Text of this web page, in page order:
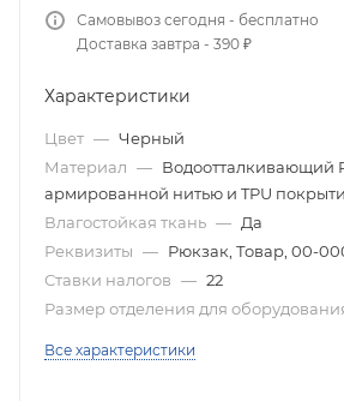
Самовывоз сегодня - бесплатно
Доставка завтра - 390 ₽
Характеристики
Цвет — Черный
Материал — Водоотталкивающий
армированной нитью и TPU
Влагостойкая ткань — Да
Реквизиты — Рюкзак, Товар, 00-
Ставки налогов — 22
Размер отделения для
Все характеристики